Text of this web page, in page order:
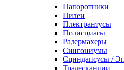
Папоротники
Пилеи
Плектрантусы
Полисциасы
Радермахеры
Сингониумы
Сциндапсусы /
Традесканции